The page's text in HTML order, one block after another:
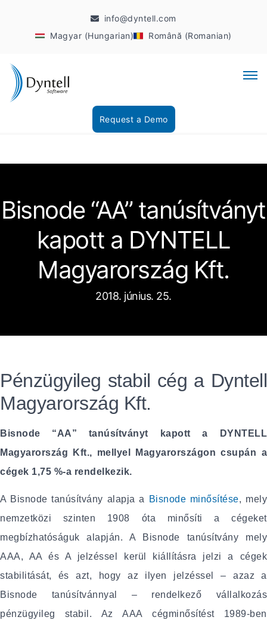
info@dyntell.com
Magyar (Hungarian)
Română (Romanian)
Request a Demo
Bisnode “AA” tanúsítványt
kapott a DYNTELL
Magyarország Kft.
2018. június. 25.
Pénzügyileg stabil cég a Dyntell
Magyarország Kft.
Bisnode “AA” tanúsítványt kapott a DYNTELL
Magyarország Kft., mellyel Magyarországon csupán a
cégek 1,75 %-a rendelkezik.
A Bisnode tanúsítvány alapja a Bisnode minősítése, mely
nemzetközi szinten 1908 óta minősíti a cégeket
megbízhatóságuk alapján. A Bisnode tanúsítvány mely
AAA, AA és A jelzéssel kerül kiállításra jelzi a cégek
stabilitását, és azt, hogy az ilyen jelzéssel – azaz a
Bisnode tanúsítvánnyal – rendelkező vállalkozás
pénzügyileg stabil. Az AAA cégminősítést 1989-ben